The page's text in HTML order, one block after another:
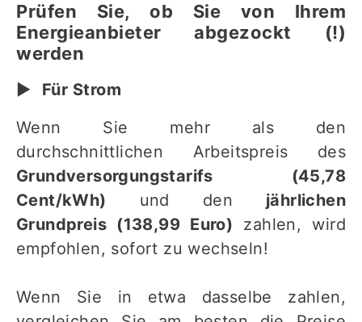
Prüfen Sie, ob Sie von Ihrem
Energieanbieter abgezockt (!)
werden
▶︎ Für Strom
Wenn Sie mehr als den
durchschnittlichen Arbeitspreis des
Grundversorgungstarifs (45,78
Cent/kWh) und den jährlichen
Grundpreis (138,99 Euro) zahlen, wird
empfohlen, sofort zu wechseln!
Wenn Sie in etwa dasselbe zahlen,